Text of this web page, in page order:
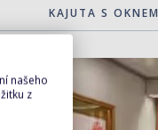
KAJUTA S OKNEM
našeho
z